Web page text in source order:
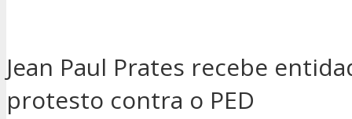
Jean Paul Prates recebe
protesto contra o PED